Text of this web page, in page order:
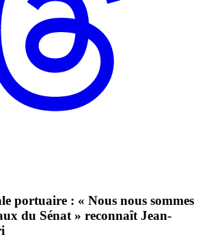
portuaire : « Nous nous sommes
du Sénat » reconnaît Jean-